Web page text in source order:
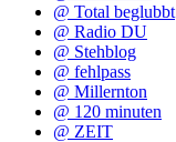
@ Total beglubbt
@ Radio DU
@ Stehblog
@ fehlpass
@ Millernton
@ 120 minuten
@ ZEIT